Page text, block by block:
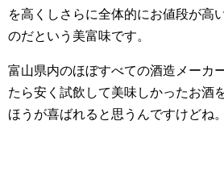
を高くしさらに全体的にお値段が高
のだという美富味です。
富山県内のほぼすべての酒造メーカ
たら安く試飲して美味しかったお酒
ほうが喜ばれると思うんですけどね。